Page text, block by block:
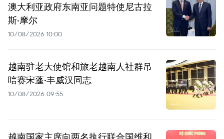
澳大利亚政府东南亚问题特使尼古拉
斯·摩尔
10/08/2026 10:00
越南驻老大使馆和旅老越南人社群吊
唁赛宋蓬·丰威汉同志
10/08/2026 09:55
越南国家主席向两名执行联合国维和